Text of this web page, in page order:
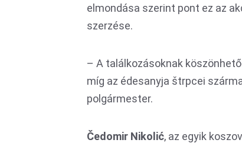
elmondása szerint pont ez az
szerzése.
– A találkozásoknak
míg az édesanyja štrpcei
polgármester.
Čedomir Nikolić, az egyik